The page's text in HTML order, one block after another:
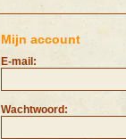
Mijn account
E-mail:
Wachtwoord: